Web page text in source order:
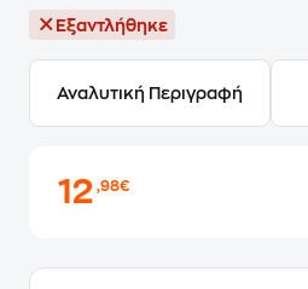
Εξαντλήθηκε
Αναλυτική Περιγραφή
12,98€